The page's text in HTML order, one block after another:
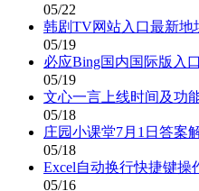
05/22
韩剧TV网站入口最新地
05/19
必应Bing国内国际版入
05/19
文心一言上线时间及功
05/18
庄园小课堂7月1日答案
05/18
Excel自动换行快捷键操
05/16